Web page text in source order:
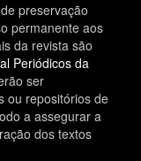
preservação
permanente aos
da revista são
Periódicos da
ser
ou repositórios de
a assegurar a
dos textos